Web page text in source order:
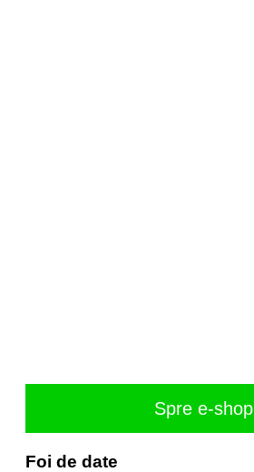
Spre e-shop
Foi de date